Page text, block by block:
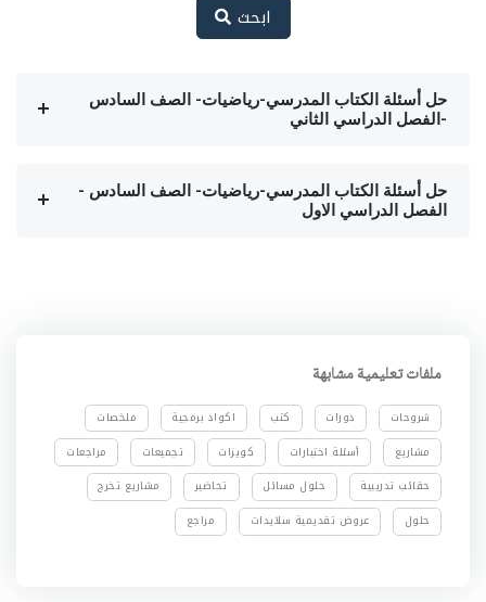
ابحث
حل أسئلة الكتاب المدرسي-رياضيات- الصف السادس
-الفصل الدراسي الثاني
حل أسئلة الكتاب المدرسي-رياضيات- الصف السادس -
الفصل الدراسي الاول
ملفات تعليمية مشابهة
شروحات دورات كتب اكواد برمجية
ملخصات
مشاريع
أسئلة اختبارات كويزات تجميعات
مراجعات
حقائب تدريبية
حلول مسائل تحاضير
مشاريع تخرج
حلول
عروض تقديمية سلايدات مراجع